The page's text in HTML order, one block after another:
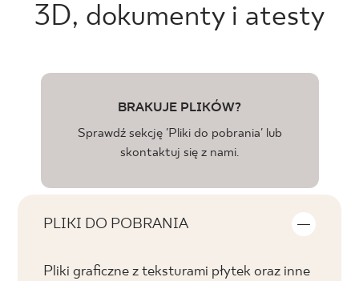
3D, dokumenty i atesty
BRAKUJE PLIKÓW?
Sprawdź sekcję 'Pliki do pobrania' lub
skontaktuj się z nami.
PLIKI DO POBRANIA
Pliki graficzne z teksturami płytek oraz inne